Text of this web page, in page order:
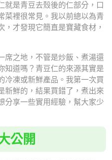
就是青豆去殼後的仁部分，口
菜裡很常見。我以前總以為青
，才發現它簡直是寶藏食材，
席之地，不管是炒飯、煮湯還
知道嗎？青豆仁的來源其實是
冷凍或新鮮產品。我第一次買
新鮮的，結果買錯了，煮出來
分享一些實用經驗，幫大家少
公開